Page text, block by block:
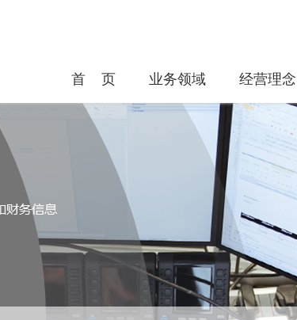
首 页 业务领域 经营理念